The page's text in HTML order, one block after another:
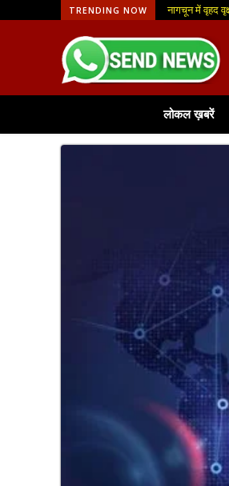
TRENDING NOW नागचून में वृहद
लोकल ख़बरें